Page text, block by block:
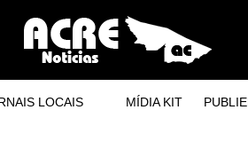
LOCAIS MÍDIA KIT